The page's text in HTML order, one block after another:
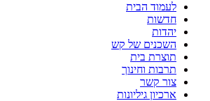
לעמוד הבית
חדשות
יהדות
השכנים של קש
תוצרת בית
תרבות וחינוך
צור קשר
ארכיון גיליונות